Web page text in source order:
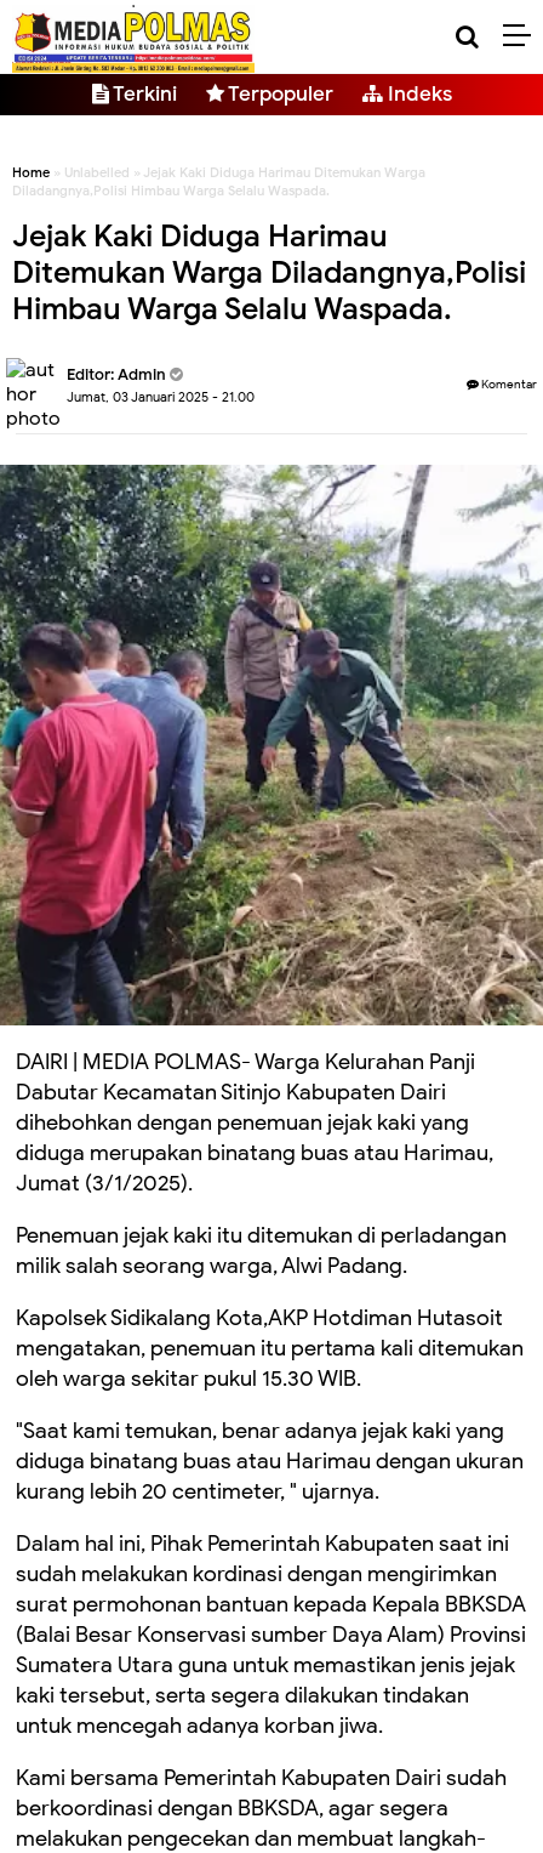
Terkini Terpopuler Indeks
Home » Unlabelled » Jejak Kaki Diduga Harimau Ditemukan Warga
Diladangnya,Polisi Himbau Warga Selalu Waspada.
Jejak Kaki Diduga Harimau
Ditemukan Warga Diladangnya,Polisi
Himbau Warga Selalu Waspada.
Editor: Admin
Jumat, 03 Januari 2025 - 21.00
Komentar
DAIRI | MEDIA POLMAS- Warga Kelurahan Panji
Dabutar Kecamatan Sitinjo Kabupaten Dairi
dihebohkan dengan penemuan jejak kaki yang
diduga merupakan binatang buas atau Harimau,
Jumat (3/1/2025).
Penemuan jejak kaki itu ditemukan di perladangan
milik salah seorang warga, Alwi Padang.
Kapolsek Sidikalang Kota,AKP Hotdiman Hutasoit
mengatakan, penemuan itu pertama kali ditemukan
oleh warga sekitar pukul 15.30 WIB.
"Saat kami temukan, benar adanya jejak kaki yang
diduga binatang buas atau Harimau dengan ukuran
kurang lebih 20 centimeter, " ujarnya.
Dalam hal ini, Pihak Pemerintah Kabupaten saat ini
sudah melakukan kordinasi dengan mengirimkan
surat permohonan bantuan kepada Kepala BBKSDA
(Balai Besar Konservasi sumber Daya Alam) Provinsi
Sumatera Utara guna untuk memastikan jenis jejak
kaki tersebut, serta segera dilakukan tindakan
untuk mencegah adanya korban jiwa.
Kami bersama Pemerintah Kabupaten Dairi sudah
berkoordinasi dengan BBKSDA, agar segera
melakukan pengecekan dan membuat langkah-